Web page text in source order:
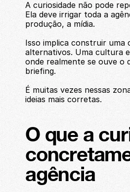
A curiosidade não pode
Ela deve irrigar toda a
produção, a mídia.
Isso implica construir uma
alternativos. Uma cultura
onde realmente se ouve o
briefing.
É muitas vezes nessas
ideias mais corretas.
O que a
agência